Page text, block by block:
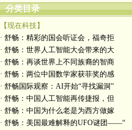
分类目录
【现在科技】
· 舒畅：精彩的国会听证会，福奇拒
· 舒畅：世界人工智能大会带来的大
· 舒畅：再谈世界上不同族裔的智商
· 舒畅：两位中国数学家获菲奖的感
· 舒畅国际观察：AI开始“寻找漏洞”
· 舒畅：中国人工智能再传捷报，但
· 舒畅：中国为什么老是为西方做嫁
· 舒畅：美国最难解释的UFO谜团——“